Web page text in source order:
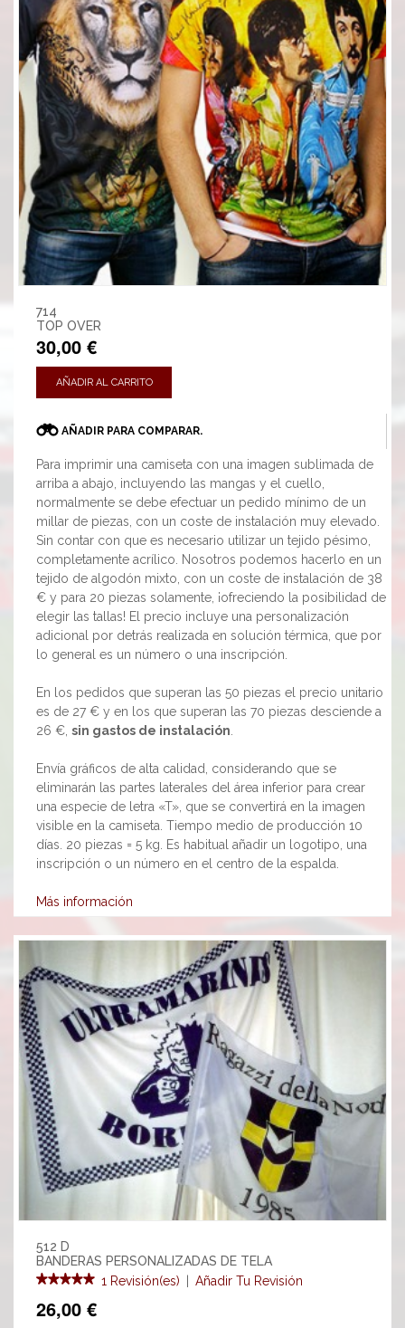
714
TOP OVER
30,00 €
AÑADIR AL CARRITO
AÑADIR PARA COMPARAR.
Para imprimir una camiseta con una imagen sublimada de
arriba a abajo, incluyendo las mangas y el cuello,
normalmente se debe efectuar un pedido mínimo de un
millar de piezas, con un coste de instalación muy elevado.
Sin contar con que es necesario utilizar un tejido pésimo,
completamente acrílico. Nosotros podemos hacerlo en un
tejido de algodón mixto, con un coste de instalación de 38
€ y para 20 piezas solamente, ¡ofreciendo la posibilidad de
elegir las tallas! El precio incluye una personalización
adicional por detrás realizada en solución térmica, que por
lo general es un número o una inscripción.
En los pedidos que superan las 50 piezas el precio unitario
es de 27 € y en los que superan las 70 piezas desciende a
26 €, sin gastos de instalación
Envía gráficos de alta calidad, considerando que se
eliminarán las partes laterales del área inferior para crear
una especie de letra «T», que se convertirá en la imagen
visible en la camiseta. Tiempo medio de producción 10
días. 20 piezas = 5 kg. Es habitual añadir un logotipo, una
inscripción o un número en el centro de la espalda.
Más información
512 D
BANDERAS PERSONALIZADAS DE TELA
1 Revisión(es)
Añadir Tu Revisión
26,00 €